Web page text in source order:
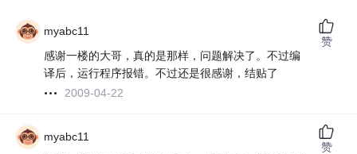
myabc11
感谢一楼的大哥，真的是那样，问题解决了。不过编
译后，运行程序报错。不过还是很感谢，结贴了
2009-04-22
赞
myabc11
赞